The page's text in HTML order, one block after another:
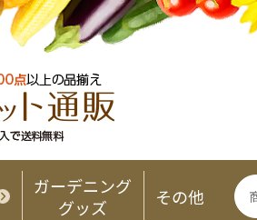
ガーデニング
グッズ
その他